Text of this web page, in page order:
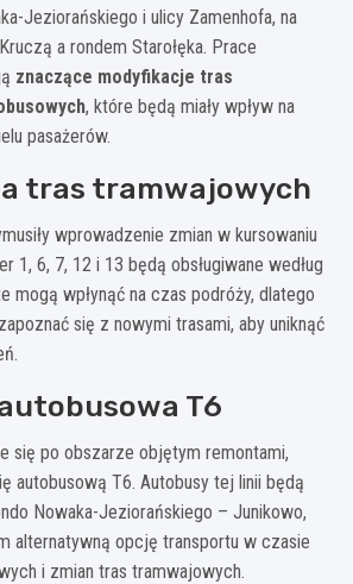
Jeziorańskiego i ulicy Zamenhofa, na
a rondem Starołęka. Prace
znaczące modyfikacje tras
, które będą miały wpływ na
pasażerów.
tras tramwajowych
wprowadzenie zmian w kursowaniu
1, 6, 7, 12 i 13 będą obsługiwane według
mogą wpłynąć na czas podróży, dlatego
się z nowymi trasami, aby uniknąć
T6
się po obszarze objętym remontami,
autobusową T6. Autobusy tej linii będą
Nowaka-Jeziorańskiego – Junikowo,
alternatywną opcję transportu w czasie
i zmian tras tramwajowych.